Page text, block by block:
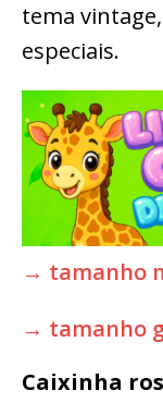
tema
especiais.
→ tamanho
→ tamanho
Caixinha